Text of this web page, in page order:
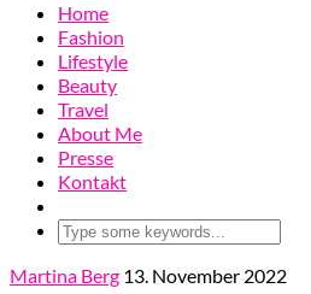
Home
Fashion
Lifestyle
Beauty
Travel
About Me
Presse
Kontakt
Martina Berg 13. November 2022